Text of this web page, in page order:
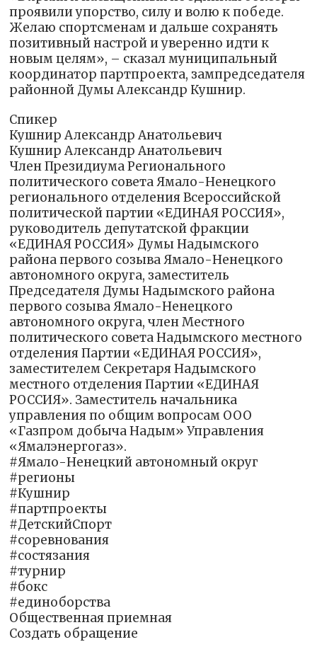
проявили упорство, силу и волю к победе.
Желаю спортсменам и дальше сохранять
позитивный настрой и уверенно идти к
новым целям», – сказал муниципальный
координатор партпроекта, зампредседателя
районной Думы Александр Кушнир.
Спикер
Кушнир Александр Анатольевич
Кушнир Александр Анатольевич
Член Президиума Регионального
политического совета Ямало-Ненецкого
регионального отделения Всероссийской
политической партии «ЕДИНАЯ РОССИЯ»,
руководитель депутатской фракции
«ЕДИНАЯ РОССИЯ» Думы Надымского
района первого созыва Ямало-Ненецкого
автономного округа, заместитель
Председателя Думы Надымского района
первого созыва Ямало-Ненецкого
автономного округа, член Местного
политического совета Надымского местного
отделения Партии «ЕДИНАЯ РОССИЯ»,
заместителем Секретаря Надымского
местного отделения Партии «ЕДИНАЯ
РОССИЯ». Заместитель начальника
управления по общим вопросам ООО
«Газпром добыча Надым» Управления
«Ямалэнергогаз».
#Ямало-Ненецкий автономный округ
#регионы
#Кушнир
#партпроекты
#ДетскийСпорт
#соревнования
#состязания
#турнир
#бокс
#единоборства
Общественная приемная
Создать обращение